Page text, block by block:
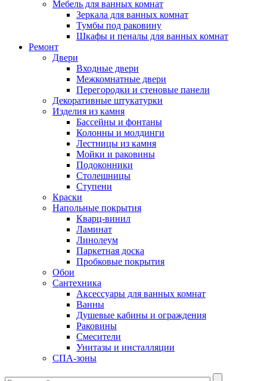
Мебель для ванных комнат
Зеркала для ванных комнат
Тумбы под раковину
Шкафы и пеналы для ванных комнат
Ремонт
Двери
Входные двери
Межкомнатные двери
Перегородки и стеновые панели
Декоративные штукатурки
Изделия из камня
Бассейны и фонтаны
Колонны и молдинги
Лестницы из камня
Мойки и раковины
Подоконники
Столешницы
Ступени
Краски
Напольные покрытия
Кварц-винил
Ламинат
Линолеум
Паркетная доска
Пробковые покрытия
Обои
Сантехника
Аксессуары для ванных комнат
Ванны
Душевые кабины и ограждения
Раковины
Смесители
Унитазы и инсталляции
СПА-зоны